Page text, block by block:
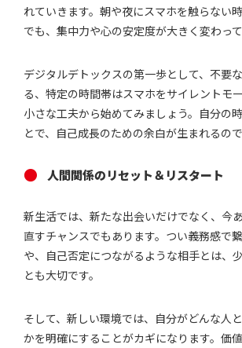
れていきます。朝や夜にスマホを触らない
でも、集中力や心の安定度が大きく変わって
デジタルデトックスの第一歩として、不要
る、特定の時間帯はスマホをサイレントモー
小さな工夫から始めてみましょう。自分の
とで、自己成長のための余白が生まれるので
人間関係のリセット＆リスタート
新生活では、新たな出会いだけでなく、今
直すチャンスでもあります。つい義務感で
や、自己否定につながるような相手とは、
とも大切です。
そして、新しい環境では、自分がどんな人
かを明確にすることがカギになります。価値